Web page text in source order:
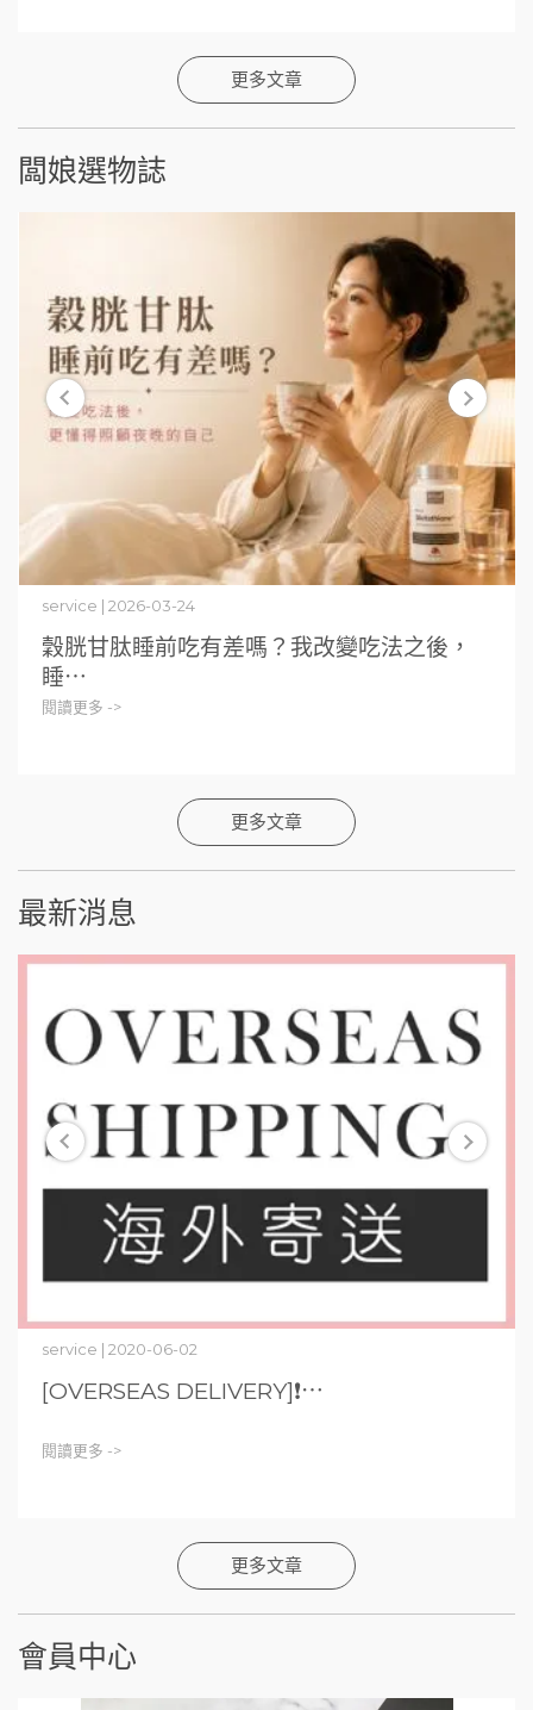
更多文章
闆娘選物誌
service | 2026-03-24
穀胱甘肽睡前吃有差嗎？我改變吃法之後，
睡⋯
閱讀更多 ->
更多文章
最新消息
service | 2020-06-02
[OVERSEAS DELIVERY]❗⋯
閱讀更多 ->
更多文章
會員中心